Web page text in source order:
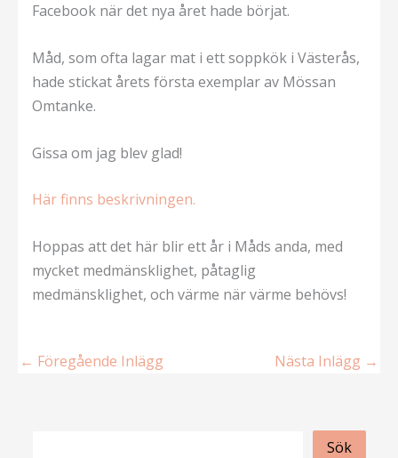
Facebook när det nya året hade börjat.
Måd, som ofta lagar mat i ett soppkök i Västerås,
hade stickat årets första exemplar av Mössan
Omtanke.
Gissa om jag blev glad!
Här finns beskrivningen.
Hoppas att det här blir ett år i Måds anda, med
mycket medmänsklighet, påtaglig
medmänsklighet, och värme när värme behövs!
← Föregående Inlägg Nästa Inlägg →
Sök